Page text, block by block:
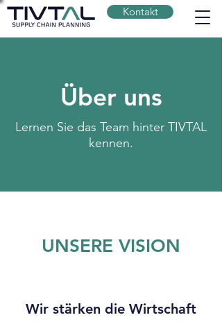
Kontakt
Über uns
Lernen Sie das Team hinter TIVTAL
kennen.
UNSERE VISION
Wir stärken die Wirtschaft